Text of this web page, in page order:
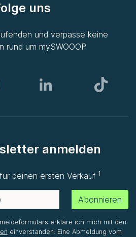
uns
und verpasse keine
rund um mySWOOOP
anmelden
deinen ersten Verkauf1
Abonnieren
erkläre ich mich mit den
einverstanden. Eine Abmeldung vom